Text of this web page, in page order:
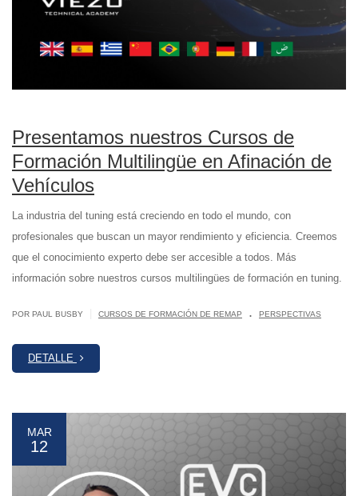
Presentamos nuestros Cursos de
Formación Multilingüe en Afinación de
Vehículos
La industria del tuning está creciendo en todo el mundo, con
profesionales que buscan un mayor rendimiento y eficiencia. Creemos
que el conocimiento experto debe ser accesible a todos. Más
información sobre nuestros cursos multilingües de formación en tuning.
POR PAUL BUSBY CURSOS DE FORMACIÓN DE REMAP . PERSPECTIVAS
DETALLE
MAR
12